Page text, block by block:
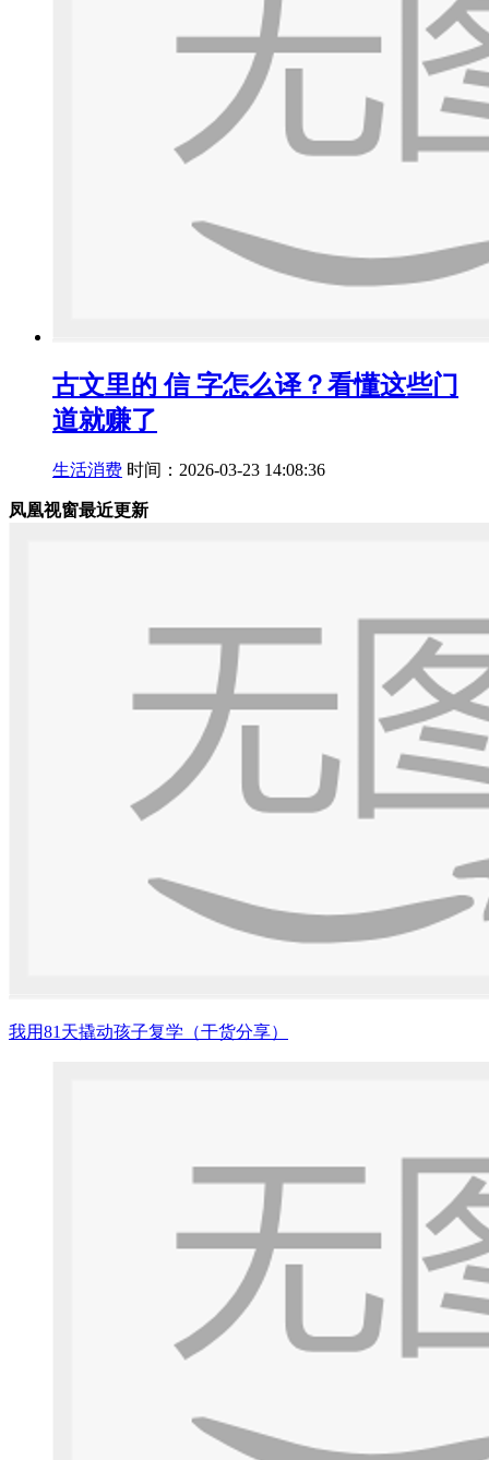
古文里的 信 字怎么译？看懂这些门
道就赚了
生活消费 时间：2026-03-23 14:08:36
凤凰视窗最近更新
我用81天撬动孩子复学（干货分享）